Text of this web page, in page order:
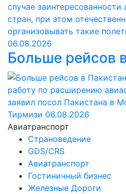
случае
стран, при этом
организовывать такие
06.08.2026
Больше рейсов
работу по расширению
заявил посол Пакистана в
Тирмизи 06.08.2026
Авиатранспорт
Страноведение
GDS/CRS
Авиатранспорт
Гостиничный бизнес
Железные Дороги